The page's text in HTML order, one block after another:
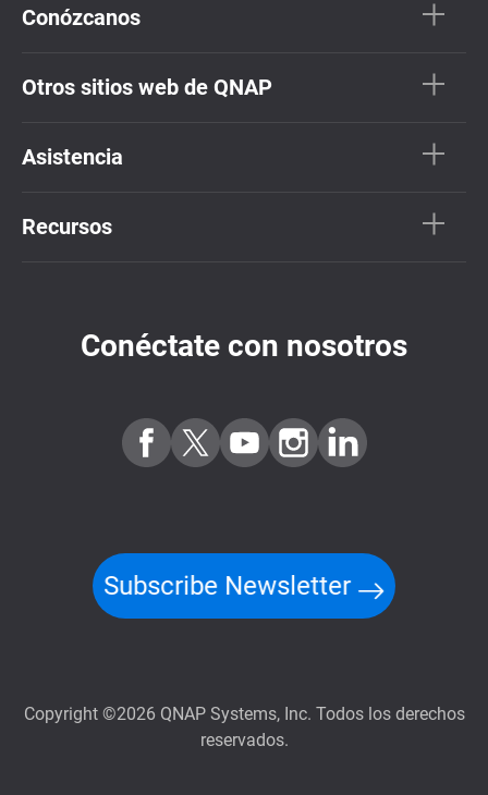
Conózcanos
Otros sitios web de QNAP
Asistencia
Recursos
Conéctate con nosotros
Subscribe Newsletter
Copyright ©2026 QNAP Systems, Inc. Todos los derechos
reservados.